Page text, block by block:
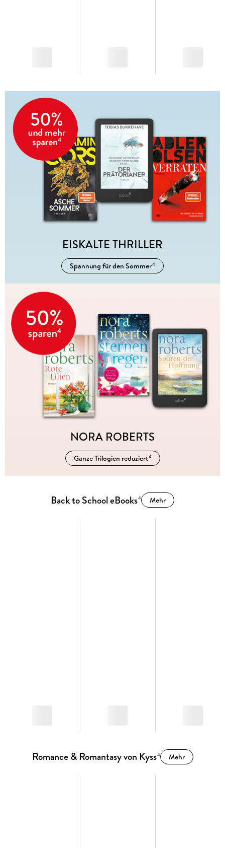
EISKALTE THRILLER
Spannung für den Sommer4
NORA ROBERTS
Ganze Trilogien reduziert4
Back to School eBooks4 Mehr
Romance & Romantasy von Kyss4 Mehr